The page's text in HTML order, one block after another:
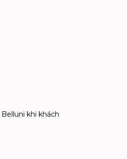
Belluni khi khách